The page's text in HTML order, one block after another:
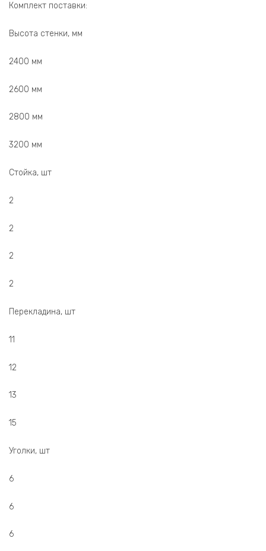
Комплект поставки:
Высота стенки, мм
2400 мм
2600 мм
2800 мм
3200 мм
Стойка, шт
2
2
2
2
Перекладина, шт
11
12
13
15
Уголки, шт
6
6
6